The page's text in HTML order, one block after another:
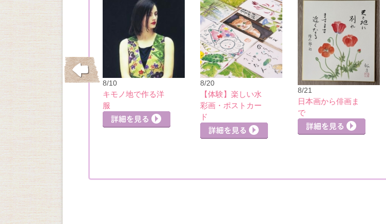
10/26
はじめてのウクレ
レ
8/10
キモノ地で作る洋
服
8/20
【体験】楽しい水
彩画・ポストカー
ド
8/21
日本画から俳画ま
で
を見る
詳細を見る 詳細を見る